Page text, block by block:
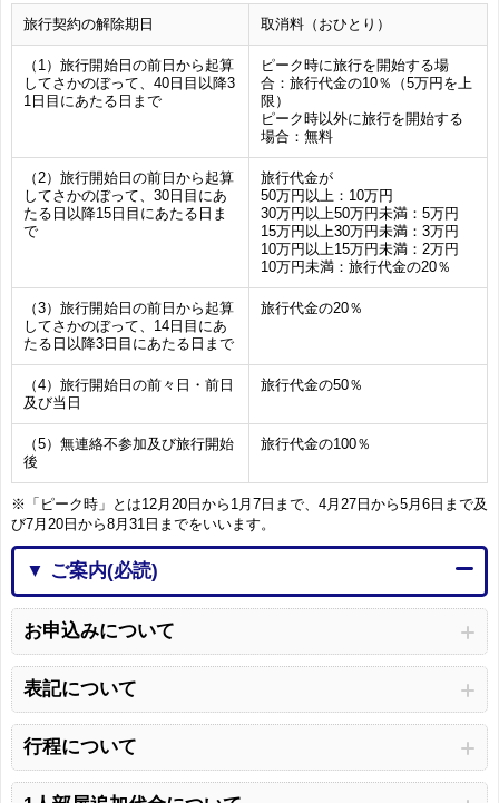
旅行契約の解除期日 取消料（おひとり）
（1）旅行開始日の前日から起算
してさかのぼって、40日目以降3
1日目にあたる日まで
ピーク時に旅行を開始する場
合：旅行代金の10％（5万円を上
限）
ピーク時以外に旅行を開始する
場合：無料
（2）旅行開始日の前日から起算
してさかのぼって、30日目にあ
たる日以降15日目にあたる日ま
で
旅行代金が
50万円以上：10万円
30万円以上50万円未満：5万円
15万円以上30万円未満：3万円
10万円以上15万円未満：2万円
10万円未満：旅行代金の20％
（3）旅行開始日の前日から起算
してさかのぼって、14日目にあ
たる日以降3日目にあたる日まで
旅行代金の20％
（4）旅行開始日の前々日・前日
及び当日
旅行代金の50％
（5）無連絡不参加及び旅行開始
後
旅行代金の100％
※「ピーク時」とは12月20日から1月7日まで、4月27日から5月6日まで及
び7月20日から8月31日までをいいます。
▼ ご案内(必読)
お申込みについて
表記について
行程について